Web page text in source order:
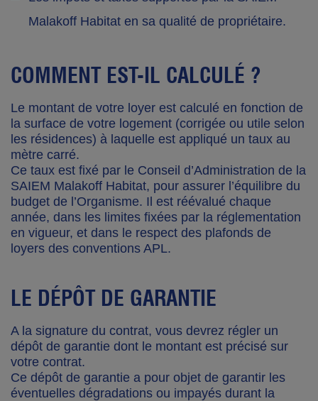
Malakoff Habitat en sa qualité de propriétaire.
COMMENT EST-IL CALCULÉ ?
Le montant de votre loyer est calculé en fonction de
la surface de votre logement (corrigée ou utile selon
les résidences) à laquelle est appliqué un taux au
mètre carré.
Ce taux est fixé par le Conseil d’Administration de la
SAIEM Malakoff Habitat, pour assurer l’équilibre du
budget de l’Organisme. Il est réévalué chaque
année, dans les limites fixées par la réglementation
en vigueur, et dans le respect des plafonds de
loyers des conventions APL.
LE DÉPÔT DE GARANTIE
A la signature du contrat, vous devrez régler un
dépôt de garantie dont le montant est précisé sur
votre contrat.
Ce dépôt de garantie a pour objet de garantir les
éventuelles dégradations ou impayés durant la